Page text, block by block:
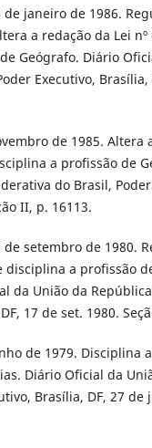
de janeiro de 1986.
a redação da Lei
Geógrafo. Diário
Executivo, Brasília,
de 1985. Altera
a profissão de
do Brasil,
II, p. 16113.
de setembro de 1980.
disciplina a profissão
da União da
17 de set. 1980.
de 1979. Disciplina
Diário Oficial da
Brasília, DF, 27 de